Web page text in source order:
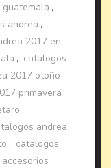
,
andrea ,
2017 en
, catalogos
2017 otoño
primavera
,
andrea
, catalogos